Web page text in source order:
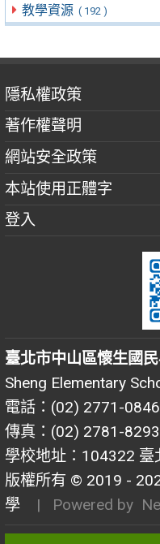
教學資源 ( 192 )
隱私權政策
著作權聲明
網站安全政策
本站使用正體字
登入
臺北市中山區懷生國
Sheng Elementary
電話：(02) 2771-0846
傳真：(02) 2781-8293
學校地址：104322
版權所有 © 2019 -
學
| Powered by